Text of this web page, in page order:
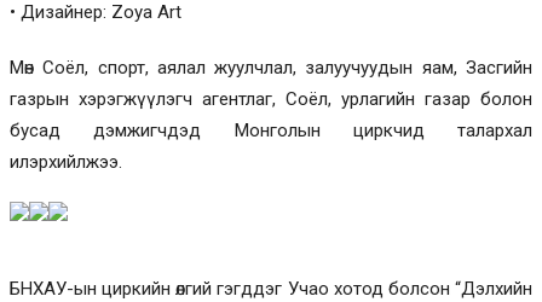
• Дизайнер: Zoya Art
Мөн Соёл, спорт, аялал жуулчлал, залуучуудын яам, Засгийн
газрын хэрэгжүүлэгч агентлаг, Соёл, урлагийн газар болон
бусад дэмжигчдэд Монголын циркчид талархал
илэрхийлжээ.
БНХАУ-ын циркийн өлгий гэгддэг Учaо хотод болсон “Дэлхийн